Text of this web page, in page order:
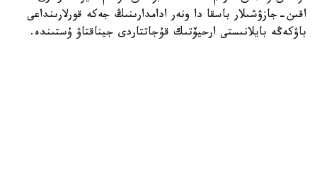
اقىن-جازۋشىلار باسقا دا ونەر ادامدارىنىڭ جەكە قورلارىنداعى
باۋكەڭە بايلانىستى ارحيۆتىك قۇجاتتاردى جيناقتاۋ ۇستىندە.